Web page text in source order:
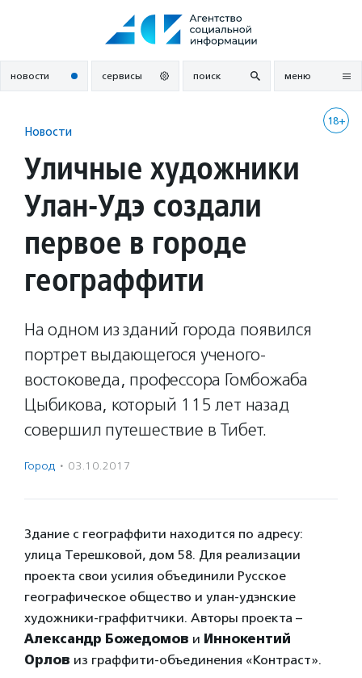
новости сервисы поиск меню
18+
Новости
Уличные художники
Улан-Удэ создали
первое в городе
географфити
На одном из зданий города появился
портрет выдающегося ученого-
востоковеда, профессора Гомбожаба
Цыбикова, который 115 лет назад
совершил путешествие в Тибет.
Город · 03.10.2017
Здание с географфити находится по адресу:
улица Терешковой, дом 58. Для реализации
проекта свои усилия объединили Русское
географическое общество и улан-удэнские
художники-граффитчики. Авторы проекта –
Александр Божедомов и Иннокентий
Орлов из граффити-объединения «Контраст».